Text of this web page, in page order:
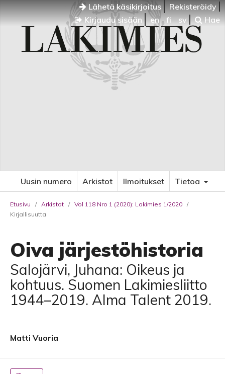
Lähetä käsikirjoitus
Rekisteröidy
Kirjaudu sisään
en fi sv Hae
Uusin numero Arkistot Ilmoitukset Tietoa
Etusivu / Arkistot / Vol 118 Nro 1 (2020): Lakimies 1/2020 /
Kirjallisuutta
Oiva järjestöhistoria
Salojärvi, Juhana: Oikeus ja
kohtuus. Suomen Lakimiesliitto
1944–2019. Alma Talent 2019.
Matti Vuoria